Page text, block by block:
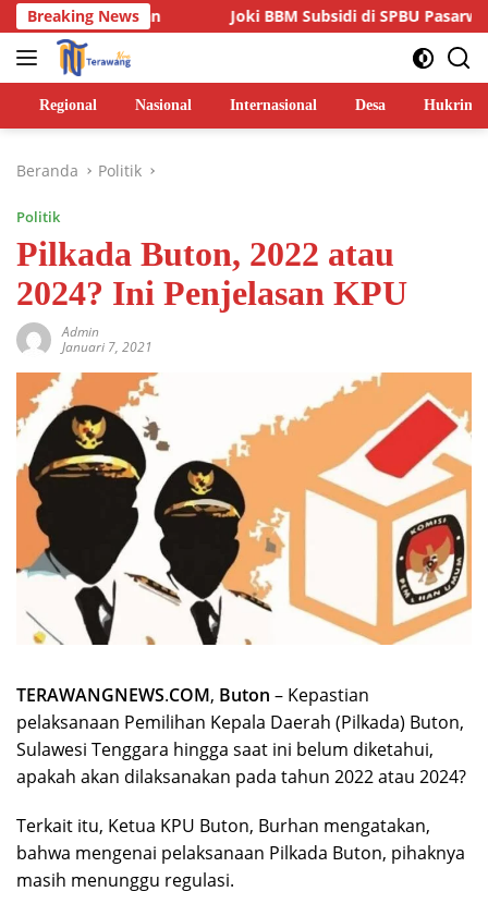
Langsung
ke
konten
Breaking News
Jalan Joki BBM Subsidi di SPBU Pasarwajo Makin
Regional Nasional Internasional Desa Hukrim
Beranda Politik
Politik
Pilkada Buton, 2022 atau
2024? Ini Penjelasan KPU
Admin
Januari 7, 2021
TERAWANGNEWS.COM, Buton – Kepastian
pelaksanaan Pemilihan Kepala Daerah (Pilkada) Buton,
Sulawesi Tenggara hingga saat ini belum diketahui,
apakah akan dilaksanakan pada tahun 2022 atau 2024?
Terkait itu, Ketua KPU Buton, Burhan mengatakan,
bahwa mengenai pelaksanaan Pilkada Buton, pihaknya
masih menunggu regulasi.